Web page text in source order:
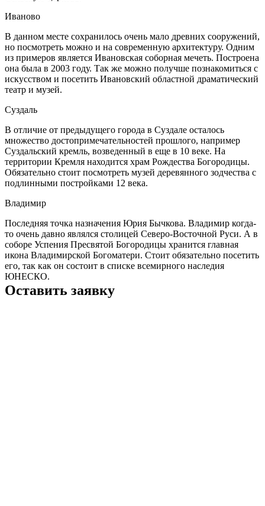
Иваново
В данном месте сохранилось очень мало древних сооружений,
но посмотреть можно и на современную архитектуру. Одним
из примеров является Ивановская соборная мечеть. Построена
она была в 2003 году. Так же можно получше познакомиться с
искусством и посетить Ивановский областной драматический
театр и музей.
Суздаль
В отличие от предыдущего города в Суздале осталось
множество достопримечательностей прошлого, например
Суздальский кремль, возведенный в еще в 10 веке. На
территории Кремля находится храм Рождества Богородицы.
Обязательно стоит посмотреть музей деревянного зодчества с
подлинными постройками 12 века.
Владимир
Последняя точка назначения Юрия Бычкова. Владимир когда-
то очень давно являлся столицей Северо-Восточной Руси. А в
соборе Успения Пресвятой Богородицы хранится главная
икона Владимирской Богоматери. Стоит обязательно посетить
его, так как он состоит в списке всемирного наследия
ЮНЕСКО.
Оставить заявку